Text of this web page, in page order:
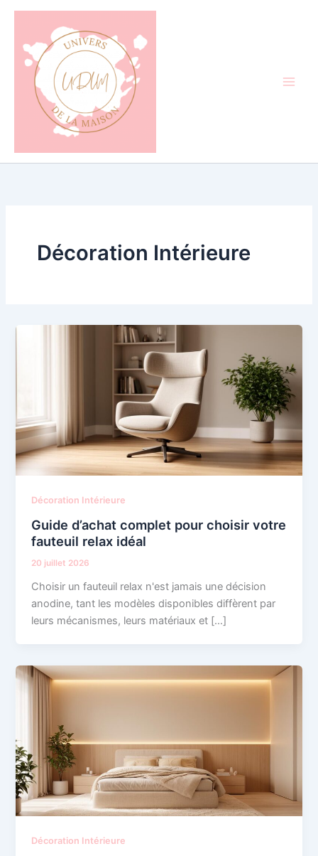
Aller
contenu
Décoration Intérieure
Décoration Intérieure
Guide d’achat complet pour choisir votre
fauteuil relax idéal
20 juillet 2026
Choisir un fauteuil relax n'est jamais une décision
anodine, tant les modèles disponibles diffèrent par
leurs mécanismes, leurs matériaux et […]
Décoration Intérieure